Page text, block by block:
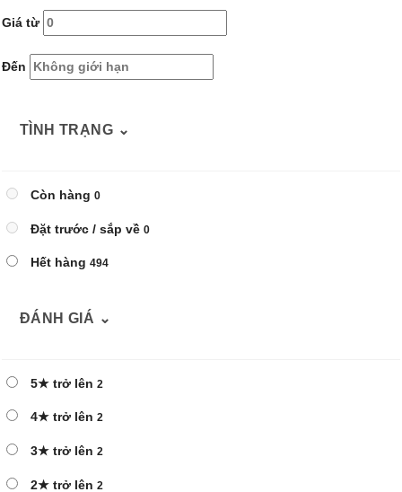
Giá từ
Đến
TÌNH TRẠNG ⌄
Còn hàng 0
Đặt trước / sắp về 0
Hết hàng 494
ĐÁNH GIÁ ⌄
5★ trở lên 2
4★ trở lên 2
3★ trở lên 2
2★ trở lên 2